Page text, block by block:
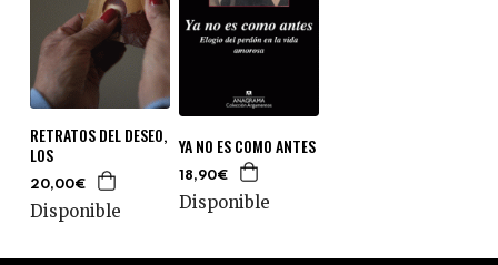
RETRATOS DEL DESEO,
LOS
20,00€
Disponible
YA NO ES COMO ANTES
18,90€
Disponible